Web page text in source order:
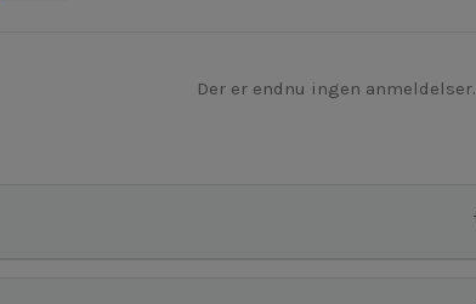
Der er endnu ingen anmeldelser.